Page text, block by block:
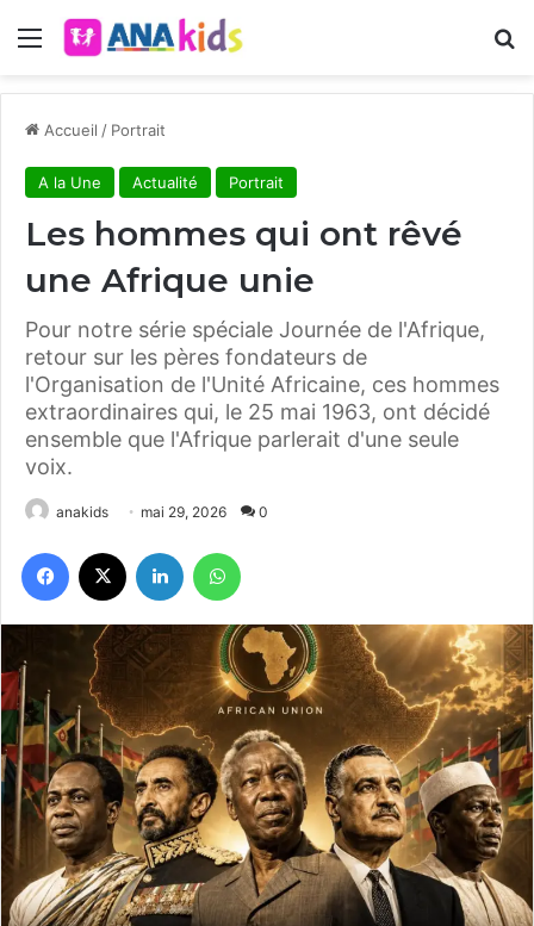
Menu
Accueil / Portrait
A la Une Actualité Portrait
Les hommes qui ont rêvé
une Afrique unie
Pour notre série spéciale Journée de l'Afrique,
retour sur les pères fondateurs de
l'Organisation de l'Unité Africaine, ces hommes
extraordinaires qui, le 25 mai 1963, ont décidé
ensemble que l'Afrique parlerait d'une seule
voix.
anakids mai 29, 2026 0
Facebook Linkedin